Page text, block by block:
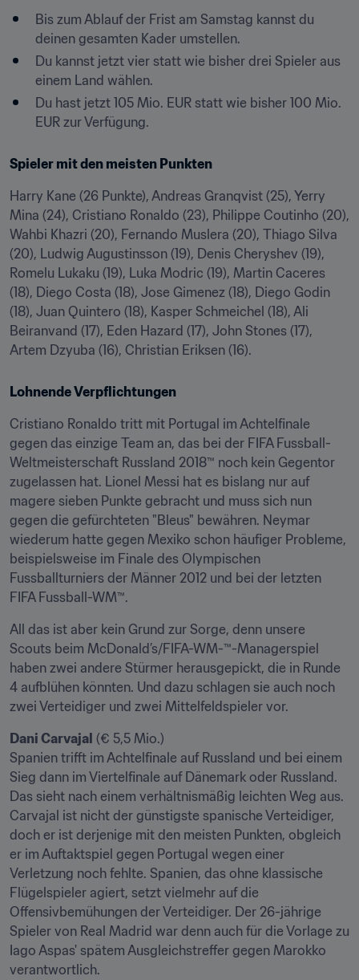
Bis zum Ablauf der Frist am Samstag kannst du
deinen gesamten Kader umstellen.
Du kannst jetzt vier statt wie bisher drei Spieler aus
einem Land wählen.
Du hast jetzt 105 Mio. EUR statt wie bisher 100 Mio.
EUR zur Verfügung.
Spieler mit den meisten Punkten
Harry Kane (26 Punkte), Andreas Granqvist (25), Yerry
Mina (24), Cristiano Ronaldo (23), Philippe Coutinho (20),
Wahbi Khazri (20), Fernando Muslera (20), Thiago Silva
(20), Ludwig Augustinsson (19), Denis Cheryshev (19),
Romelu Lukaku (19), Luka Modric (19), Martin Caceres
(18), Diego Costa (18), Jose Gimenez (18), Diego Godin
(18), Juan Quintero (18), Kasper Schmeichel (18), Ali
Beiranvand (17), Eden Hazard (17), John Stones (17),
Artem Dzyuba (16), Christian Eriksen (16).
Lohnende Verpflichtungen
Cristiano Ronaldo tritt mit Portugal im Achtelfinale
gegen das einzige Team an, das bei der FIFA Fussball-
Weltmeisterschaft Russland 2018™ noch kein Gegentor
zugelassen hat. Lionel Messi hat es bislang nur auf
magere sieben Punkte gebracht und muss sich nun
gegen die gefürchteten "Bleus" bewähren. Neymar
wiederum hatte gegen Mexiko schon häufiger Probleme,
beispielsweise im Finale des Olympischen
Fussballturniers der Männer 2012 und bei der letzten
FIFA Fussball-WM™.
All das ist aber kein Grund zur Sorge, denn unsere
Scouts beim McDonald’s/FIFA-WM-™-Managerspiel
haben zwei andere Stürmer herausgepickt, die in Runde
4 aufblühen könnten. Und dazu schlagen sie auch noch
zwei Verteidiger und zwei Mittelfeldspieler vor.
Dani Carvajal (€ 5,5 Mio.)
Spanien trifft im Achtelfinale auf Russland und bei einem
Sieg dann im Viertelfinale auf Dänemark oder Russland.
Das sieht nach einem verhältnismäßig leichten Weg aus.
Carvajal ist nicht der günstigste spanische Verteidiger,
doch er ist derjenige mit den meisten Punkten, obgleich
er im Auftaktspiel gegen Portugal wegen einer
Verletzung noch fehlte. Spanien, das ohne klassische
Flügelspieler agiert, setzt vielmehr auf die
Offensivbemühungen der Verteidiger. Der 26-jährige
Spieler von Real Madrid war denn auch für die Vorlage zu
Iago Aspas' spätem Ausgleichstreffer gegen Marokko
verantwortlich.